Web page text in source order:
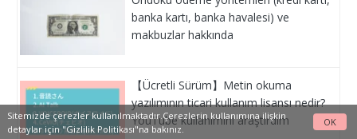
banka kartı, banka havalesi) ve
makbuzlar hakkında
【Ücretli Sürüm】Metin okuma
yazılımının ticari kullanım lisansı nedir?
YouTube kullanımını araştırdım
Sitemizde çerezler kullanılmaktadır.Çerezlerin kullanımına ilişkin
detaylar için"Gizlilik Politikası"nabakınız.
OK